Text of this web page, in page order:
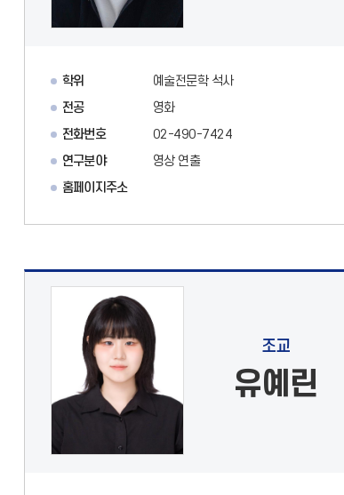
학위
예술전문학 석사
전공
영화
전화번호
02-490-7424
연구분야
영상 연출
홈페이지주소
조교
유예린